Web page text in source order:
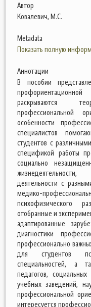
Автор
Ковалевич, М.С.
Metadata
Показать полную
Аннотации
В пособии
раскрываются
профессиональной
особенности
специалистов
студентов с
спецификой работы
социально
жизнедеятельности,
деятельности с
медико-
психофизического
отобранные и
адаптированные
диагностики
профессионально
для студентов
специальностей, а
педагогов,
учебных заведений,
профессиональной
интересуется